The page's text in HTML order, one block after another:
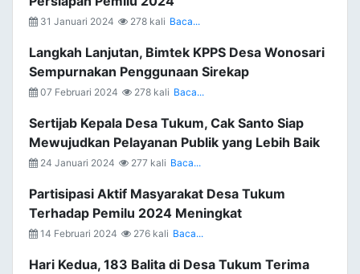
31 Januari 2024 278 kali Baca...
Langkah Lanjutan, Bimtek KPPS Desa Wonosari
Sempurnakan Penggunaan Sirekap
07 Februari 2024 278 kali Baca...
Sertijab Kepala Desa Tukum, Cak Santo Siap
Mewujudkan Pelayanan Publik yang Lebih Baik
24 Januari 2024 277 kali Baca...
Partisipasi Aktif Masyarakat Desa Tukum
Terhadap Pemilu 2024 Meningkat
14 Februari 2024 276 kali Baca...
Hari Kedua, 183 Balita di Desa Tukum Terima